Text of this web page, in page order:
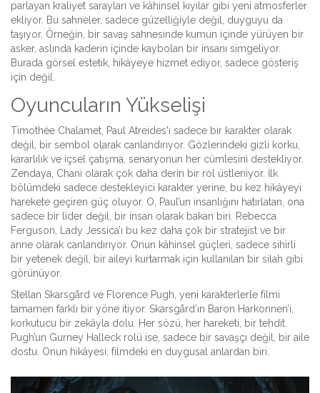
parlayan kraliyet sarayları ve kâhinsel kıyılar gibi yeni atmosferler
ekliyor. Bu sahneler, sadece güzelliğiyle değil, duyguyu da
taşıyor. Örneğin, bir savaş sahnesinde kumun içinde yürüyen bir
asker, aslında kaderin içinde kaybolan bir insanı simgeliyor.
Burada görsel estetik, hikâyeye hizmet ediyor, sadece gösteriş
için değil.
Oyuncuların Yükselişi
Timothée Chalamet, Paul Atreides'i sadece bir karakter olarak
değil, bir sembol olarak canlandırıyor. Gözlerindeki gizli korku,
kararlılık ve içsel çatışma, senaryonun her cümlesini destekliyor.
Zendaya, Chani olarak çok daha derin bir rol üstleniyor. İlk
bölümdeki sadece destekleyici karakter yerine, bu kez hikâyeyi
harekete geçiren güç oluyor. O, Paul’un insanlığını hatırlatan, ona
sadece bir lider değil, bir insan olarak bakan biri. Rebecca
Ferguson, Lady Jessica’ı bu kez daha çok bir stratejist ve bir
anne olarak canlandırıyor. Onun kâhinsel güçleri, sadece sihirli
bir yetenek değil, bir aileyi kurtarmak için kullanılan bir silah gibi
görünüyor.
Stellan Skarsgård ve Florence Pugh, yeni karakterlerle filmi
tamamen farklı bir yöne itiyor. Skarsgård’ın Baron Harkonnen’i,
korkutucu bir zekâyla dolu. Her sözü, her hareketi, bir tehdit.
Pugh’un Gurney Halleck rolü ise, sadece bir savaşçı değil, bir aile
dostu. Onun hikâyesi, filmdeki en duygusal anlardan biri.